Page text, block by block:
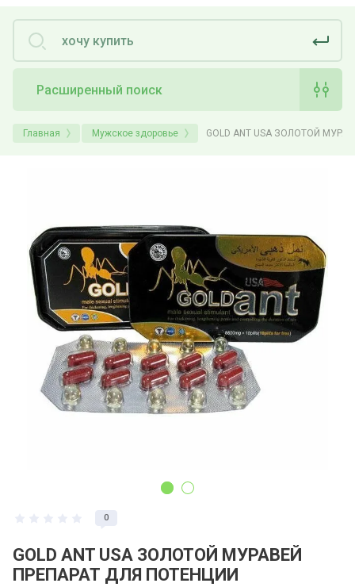
Расширенный поиск
Главная Мужское здоровье GOLD ANT USA ЗОЛОТОЙ
0
GOLD ANT USA ЗОЛОТОЙ МУРАВЕЙ
ПРЕПАРАТ ДЛЯ ПОТЕНЦИИ